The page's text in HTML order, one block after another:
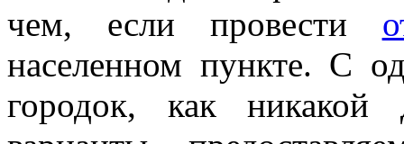
чем, если провести
населенном пункте. С
городок, как